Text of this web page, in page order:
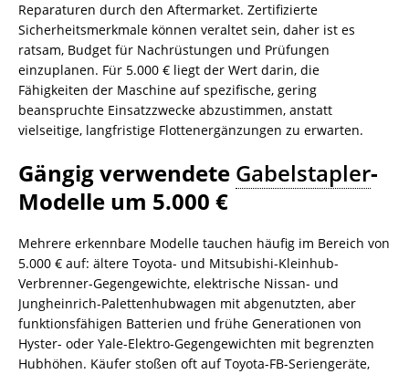
Reparaturen durch den Aftermarket. Zertifizierte
Sicherheitsmerkmale können veraltet sein, daher ist es
ratsam, Budget für Nachrüstungen und Prüfungen
einzuplanen. Für 5.000 € liegt der Wert darin, die
Fähigkeiten der Maschine auf spezifische, gering
beanspruchte Einsatzzwecke abzustimmen, anstatt
vielseitige, langfristige Flottenergänzungen zu erwarten.
Gängig verwendete Gabelstapler-
Modelle um 5.000 €
Mehrere erkennbare Modelle tauchen häufig im Bereich von
5.000 € auf: ältere Toyota- und Mitsubishi-Kleinhub-
Verbrenner-Gegengewichte, elektrische Nissan- und
Jungheinrich-Palettenhubwagen mit abgenutzten, aber
funktionsfähigen Batterien und frühe Generationen von
Hyster- oder Yale-Elektro-Gegengewichten mit begrenzten
Hubhöhen. Käufer stoßen oft auf Toyota-FB-Seriengeräte,